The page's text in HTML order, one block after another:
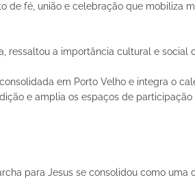
de fé, união e celebração que mobiliza
ressaltou a importância cultural e social
em Porto Velho e integra o
e amplia os espaços de
para Jesus se consolidou como uma